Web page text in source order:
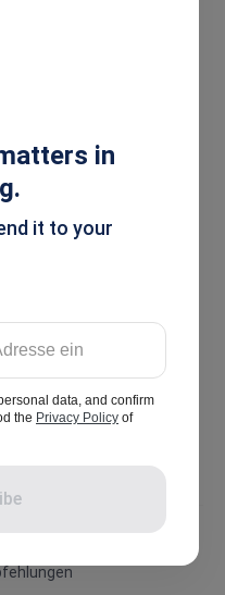
Grok
in
it to your
data, and confirm
the Privacy Policy of